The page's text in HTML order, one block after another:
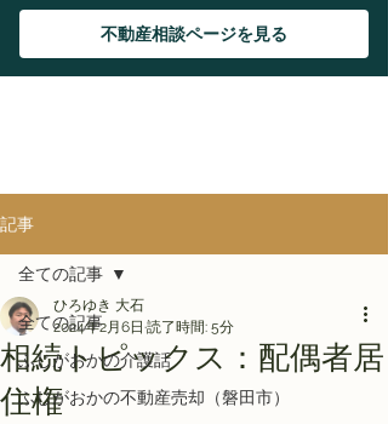
不動産相談ページを見る
記事
全ての記事
ふじがおかの介護話
ふじがおかの不動産売却（磐田市）
全ての記事
相続トピックス：配偶者居
住権
ひろゆき 大石
2024年2月6日 読了時間: 5分